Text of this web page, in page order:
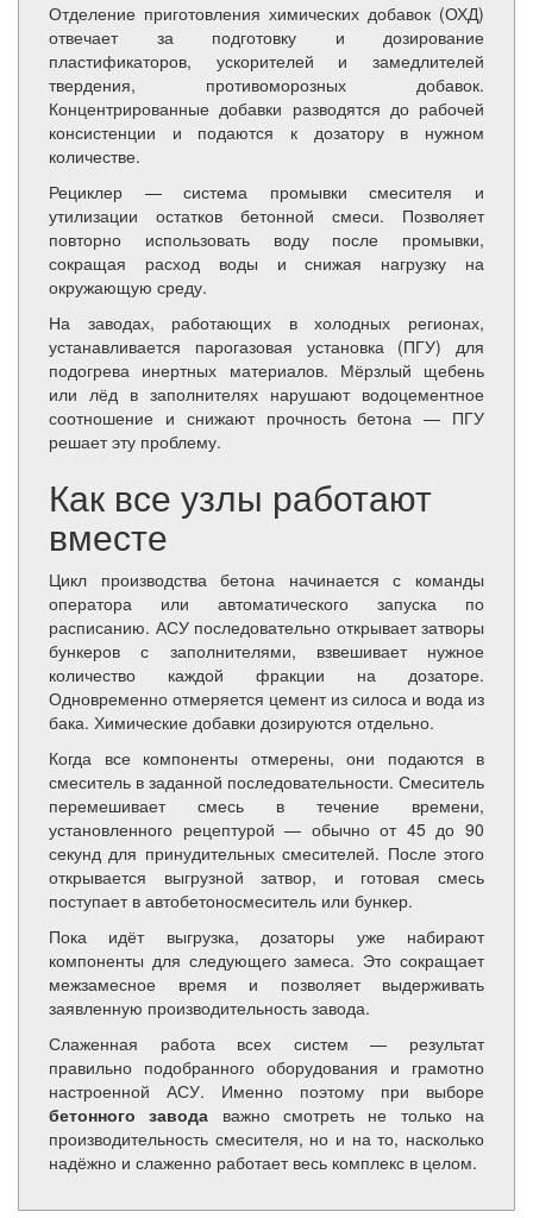
Отделение приготовления химических добавок (ОХД)
отвечает за подготовку и дозирование
пластификаторов, ускорителей и замедлителей
твердения, противоморозных добавок.
Концентрированные добавки разводятся до рабочей
консистенции и подаются к дозатору в нужном
количестве.
Рециклер — система промывки смесителя и
утилизации остатков бетонной смеси. Позволяет
повторно использовать воду после промывки,
сокращая расход воды и снижая нагрузку на
окружающую среду.
На заводах, работающих в холодных регионах,
устанавливается парогазовая установка (ПГУ) для
подогрева инертных материалов. Мёрзлый щебень
или лёд в заполнителях нарушают водоцементное
соотношение и снижают прочность бетона — ПГУ
решает эту проблему.
Как все узлы работают
вместе
Цикл производства бетона начинается с команды
оператора или автоматического запуска по
расписанию. АСУ последовательно открывает затворы
бункеров с заполнителями, взвешивает нужное
количество каждой фракции на дозаторе.
Одновременно отмеряется цемент из силоса и вода из
бака. Химические добавки дозируются отдельно.
Когда все компоненты отмерены, они подаются в
смеситель в заданной последовательности. Смеситель
перемешивает смесь в течение времени,
установленного рецептурой — обычно от 45 до 90
секунд для принудительных смесителей. После этого
открывается выгрузной затвор, и готовая смесь
поступает в автобетоносмеситель или бункер.
Пока идёт выгрузка, дозаторы уже набирают
компоненты для следующего замеса. Это сокращает
межзамесное время и позволяет выдерживать
заявленную производительность завода.
Слаженная работа всех систем — результат
правильно подобранного оборудования и грамотно
настроенной АСУ. Именно поэтому при выборе
бетонного завода важно смотреть не только на
производительность смесителя, но и на то, насколько
надёжно и слаженно работает весь комплекс в целом.